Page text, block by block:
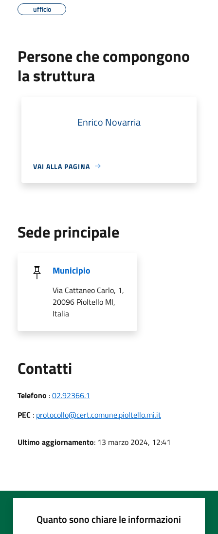
ufficio
Persone che compongono
la struttura
Enrico Novarria
VAI ALLA PAGINA
Sede principale
Municipio
Via Cattaneo Carlo, 1,
20096 Pioltello MI,
Italia
Contatti
Telefono :02.92366.1
PEC : protocollo@cert.comune.pioltello.mi.it
Ultimo aggiornamento: 13 marzo 2024, 12:41
Quanto sono chiare le informazioni